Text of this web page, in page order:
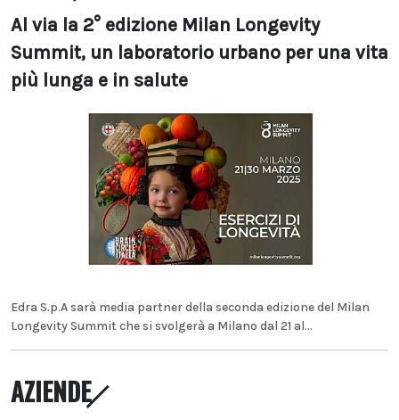
Al via la 2° edizione Milan Longevity
Summit, un laboratorio urbano per una vita
più lunga e in salute
Edra S.p.A sarà media partner della seconda edizione del Milan
Longevity Summit che si svolgerà a Milano dal 21 al...
AZIENDE